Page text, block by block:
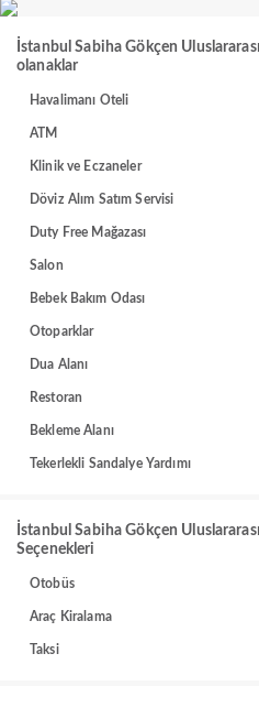
İstanbul Sabiha Gökçen
olanaklar
Havalimanı Oteli
ATM
Klinik ve Eczaneler
Döviz Alım Satım Servisi
Duty Free Mağazası
Salon
Bebek Bakım Odası
Otoparklar
Dua Alanı
Restoran
Bekleme Alanı
Tekerlekli Sandalye Yardımı
İstanbul Sabiha Gökçen
Seçenekleri
Otobüs
Araç Kiralama
Taksi